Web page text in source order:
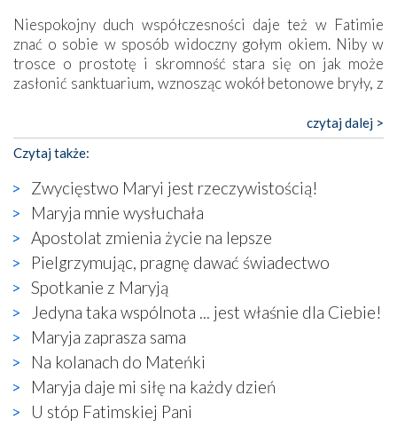
Niespokojny duch współczesności daje też w Fatimie
znać o sobie w sposób widoczny gołym okiem. Niby w
trosce o prostotę i skromność stara się on jak może
zasłonić sanktuarium, wznosząc wokół betonowe bryły, z
katolickiego kultu. Tylko co wspólnego z żywą,
autentyczną wiarą mogą mieć płaskie, szare bunkry albo
kaplice, w których Tabernakulum przypomina bardziej
skrzynkę na narzędzia? Albo co powiedzieć o ustawionym
tuż przy nowej bazylice wielkim krzyżu, na którym
zamiast Chrystusa umieszczono dziwaczną postać jakby
wyjętą ze starożytnych hieroglifów? W kulturowym
kontekście naszych czasów to raczej karykatura niż godny
wizerunek Zbawiciela…
Zatem nawet w bezpośrednim otoczeniu sanktuarium
naocznie przekonaliśmy się, że wewnątrz Kościoła toczy
się ogromna walka o kształt katolicyzmu i o serca
wierzących. Do czego to zmaganie może prowadzić,
widzieliśmy w urokliwym, niewielkim mieście Obidos,
gdzie w miejscu dawnego kościoła działa dzisiaj…
księgarnia.
czytaj dalej >
Czytaj także:
Zwycięstwo Maryi jest rzeczywistością!
Maryja mnie wysłuchała
Apostolat zmienia życie na lepsze
Pielgrzymując, pragnę dawać świadectwo
Spotkanie z Maryją
Jedyna taka wspólnota ... jest właśnie dla Ciebie!
Maryja zaprasza sama
Na kolanach do Mateńki
Maryja daje mi siłę na każdy dzień
U stóp Fatimskiej Pani